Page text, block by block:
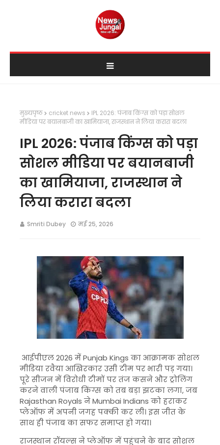
मुख्यपृष्ठ cricket news
IPL 2026: पंजाब किंग्स को पड़ा सोशल
मीडिया पर बयानबाजी का खामियाजा, राजस्थान ने लिया करारा बदला
IPL 2026: पंजाब किंग्स को पड़ा
सोशल मीडिया पर बयानबाजी
का खामियाजा, राजस्थान ने
लिया करारा बदला
Smriti Dubey मई 25, 2026
आईपीएल 2026 मेंPunjab Kings का आक्रामक सोशल
मीडिया रवैया आखिरकार उसी टीम पर भारी पड़ गया।
पूरे सीजन में विरोधी टीमों पर तंज कसने और ट्रोलिंग
करने वाली पंजाब किंग्स को तब बड़ा झटका लगा, जब
Rajasthan Royals नेMumbai Indians को हराकर
प्लेऑफ में अपनी जगह पक्की कर ली। इस जीत के
साथ ही पंजाब का सफर समाप्त हो गया।
राजस्थान रॉयल्स ने प्लेऑफ में पहुंचने के बाद सोशल